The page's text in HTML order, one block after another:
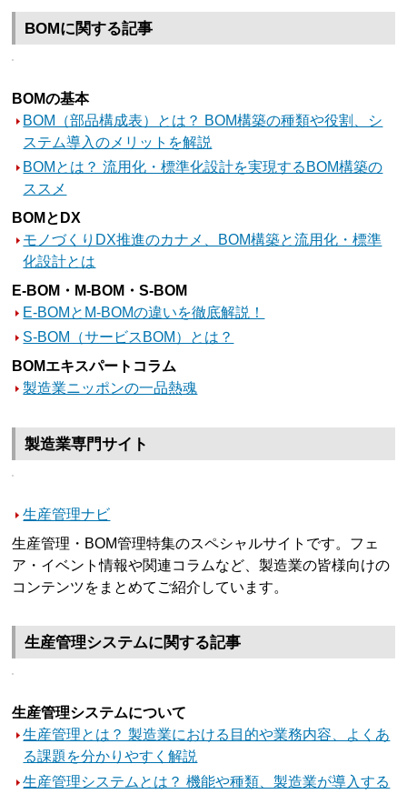
BOMに関する記事
BOMの基本
BOM（部品構成表）とは？ BOM構築の種類や役割、シ
ステム導入のメリットを解説
BOMとは？ 流用化・標準化設計を実現するBOM構築の
ススメ
BOMとDX
モノづくりDX推進のカナメ、BOM構築と流用化・標準
化設計とは
E-BOM・M-BOM・S-BOM
E-BOMとM-BOMの違いを徹底解説！
S-BOM（サービスBOM）とは？
BOMエキスパートコラム
製造業ニッポンの一品熱魂
製造業専門サイト
生産管理ナビ
生産管理・BOM管理特集のスペシャルサイトです。フェ
ア・イベント情報や関連コラムなど、製造業の皆様向けの
コンテンツをまとめてご紹介しています。
生産管理システムに関する記事
生産管理システムについて
生産管理とは？ 製造業における目的や業務内容、よくあ
る課題を分かりやすく解説
生産管理システムとは？ 機能や種類、製造業が導入する